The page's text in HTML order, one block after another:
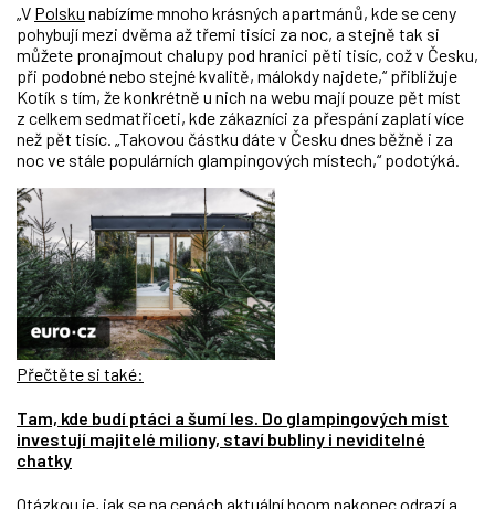
„V Polsku nabízíme mnoho krásných apartmánů, kde se ceny
pohybují mezi dvěma až třemi tisíci za noc, a stejně tak si
můžete pronajmout chalupy pod hranici pěti tisíc, což v Česku,
při podobné nebo stejné kvalitě, málokdy najdete,“ přibližuje
Kotík s tím, že konkrétně u nich na webu mají pouze pět míst
z celkem sedmatřiceti, kde zákazníci za přespání zaplatí více
než pět tisíc. „Takovou částku dáte v Česku dnes běžně i za
noc ve stále populárních glampingových místech,“ podotýká.
Přečtěte si také:
Tam, kde budí ptáci a šumí les. Do glampingových míst
investují majitelé miliony, staví bubliny i neviditelné
chatky
Otázkou je, jak se na cenách aktuální boom nakonec odrazí a